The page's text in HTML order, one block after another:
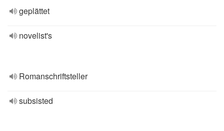
geplättet
novelist's
Romanschriftsteller
subsisted